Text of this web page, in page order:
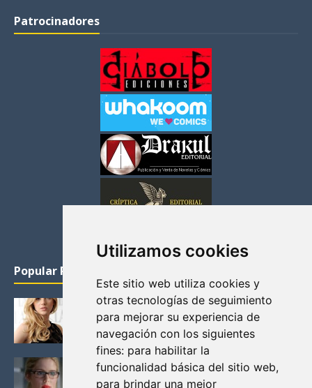
Utilizamos cookies
Este sitio web utiliza cookies y
otras tecnologías de seguimiento
para mejorar su experiencia de
navegación con los siguientes
fines: para habilitar la
funcionalidad básica del sitio web,
para brindar una mejor
Patrocinadores
Popular Posts
KATHERYN WINNICK: LA ACTRIZ MAS GUAPA DE
VIKINGOS
Junio 14, 2013
FELICITY (EMILY BETT RICKARDS), LAS FOTOS